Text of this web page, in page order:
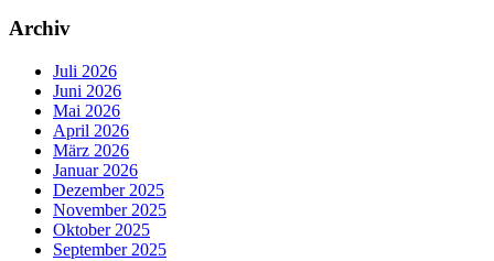
Archiv
Juli 2026
Juni 2026
Mai 2026
April 2026
März 2026
Januar 2026
Dezember 2025
November 2025
Oktober 2025
September 2025